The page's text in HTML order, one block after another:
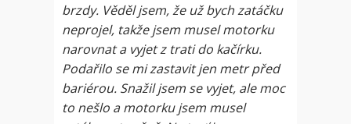
brzdy. Věděl jsem, že už bych zatáčku
neprojel, takže jsem musel motorku
narovnat a vyjet z trati do kačírku.
Podařilo se mi zastavit jen metr před
bariérou. Snažil jsem se vyjet, ale moc
to nešlo a motorku jsem musel